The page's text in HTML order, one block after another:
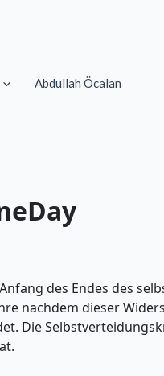
Abdullah Öcalan
des Endes des
nachdem dieser
Die